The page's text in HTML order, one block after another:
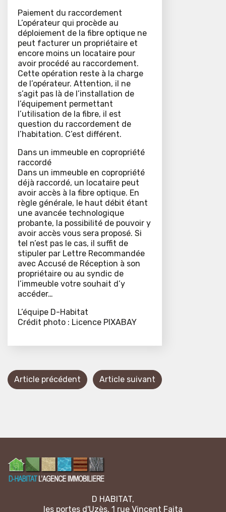
Paiement du raccordement
L’opérateur qui procède au
déploiement de la fibre optique ne
peut facturer un propriétaire et
encore moins un locataire pour
avoir procédé au raccordement.
Cette opération reste à la charge
de l’opérateur. Attention, il ne
s’agit pas là de l’installation de
l’équipement permettant
l’utilisation de la fibre, il est
question du raccordement de
l’habitation. C’est différent.
Dans un immeuble en copropriété
raccordé
Dans un immeuble en copropriété
déjà raccordé, un locataire peut
avoir accès à la fibre optique. En
règle générale, le haut débit étant
une avancée technologique
probante, la possibilité de pouvoir y
avoir accès vous sera proposé. Si
tel n’est pas le cas, il suffit de
stipuler par Lettre Recommandée
avec Accusé de Réception à son
propriétaire ou au syndic de
l’immeuble votre souhait d’y
accéder…
L’équipe D-Habitat
Crédit photo : Licence PIXABAY
Article précédent Article suivant
D HABITAT,
les portes d'Uzès, 1 rue Vincent Faita